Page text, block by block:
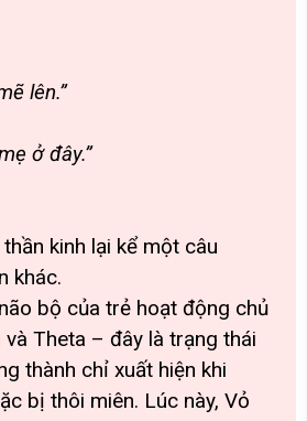
lên.”
ở đây.”
kinh lại kể một câu
khác.
bộ của trẻ hoạt động chủ
Theta – đây là trạng thái
thành chỉ xuất hiện khi
bị thôi miên. Lúc này, Vỏ